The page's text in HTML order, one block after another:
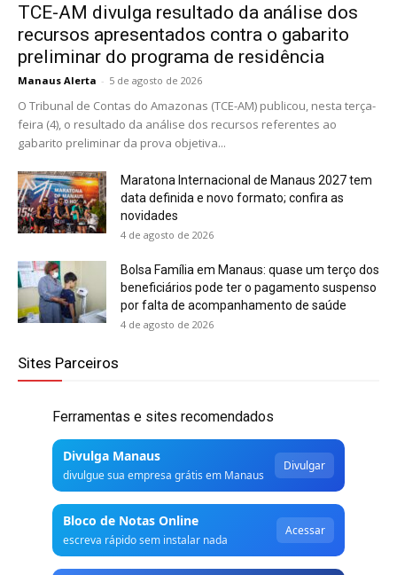
TCE-AM divulga resultado da análise dos
recursos apresentados contra o gabarito
preliminar do programa de residência
Manaus Alerta - 5 de agosto de 2026
O Tribunal de Contas do Amazonas (TCE-AM) publicou, nesta terça-
feira (4), o resultado da análise dos recursos referentes ao
gabarito preliminar da prova objetiva...
Maratona Internacional de Manaus 2027 tem
data definida e novo formato; confira as
novidades
4 de agosto de 2026
Bolsa Família em Manaus: quase um terço dos
beneficiários pode ter o pagamento suspenso
por falta de acompanhamento de saúde
4 de agosto de 2026
Sites Parceiros
Ferramentas e sites recomendados
Divulga Manaus
divulgue sua empresa grátis em Manaus
Divulgar
Bloco de Notas Online
escreva rápido sem instalar nada
Acessar